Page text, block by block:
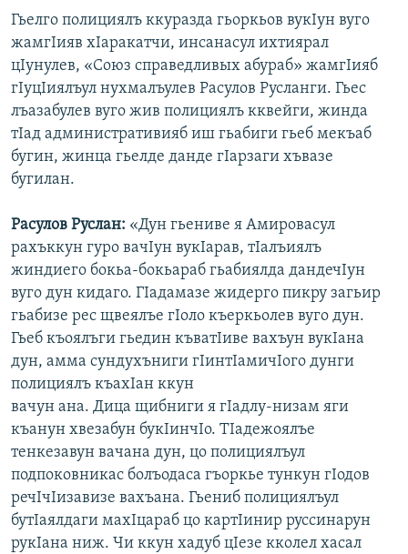
Гьелго полициялъ ккуразда гьоркьов вукIун вуго
жамгIияв хIаракатчи, инсанасул ихтиярал
цIунулев, «Союз справедливых абураб» жамгIияб
гIуцIиялъул нухмалъулев Расулов Русланги. Гьес
лъазабулев вуго жив полициялъ кквейги, жинда
тIад административияб иш гьабиги гьеб мекъаб
бугин, жинца гьелде данде гIарзаги хъвазе
бугилан.
Расулов Руслан: «Дун гьениве я Амировасул
рахъккун гуро вачIун вукIарав, тIалъиялъ
жиндиего бокьа-бокьараб гьабиялда дандечIун
вуго дун кидаго. ГIадамазе жидерго пикру загьир
гьабизе рес щвеялъе гIоло къеркьолев вуго дун.
Гьеб къоялъги гьедин къватIиве вахъун вукIана
дун, амма сундухъниги гIинтIамичIого дунги
полициялъ къахIан ккун
вачун ана. Дица щибниги я гIадлу-низам яги
къанун хвезабун букIинчIо. ТIадежоялъе
тенкезавун вачана дун, цо полициялъул
подпоковникас болъодаса гъоркье тункун гIодов
речIчIизавизе вахъана. Гьениб полициялъул
бутIаялдаги махIцараб цо картIинир руссинарун
рукIана ниж. Чи ккун хадуб цIезе кколел хасал